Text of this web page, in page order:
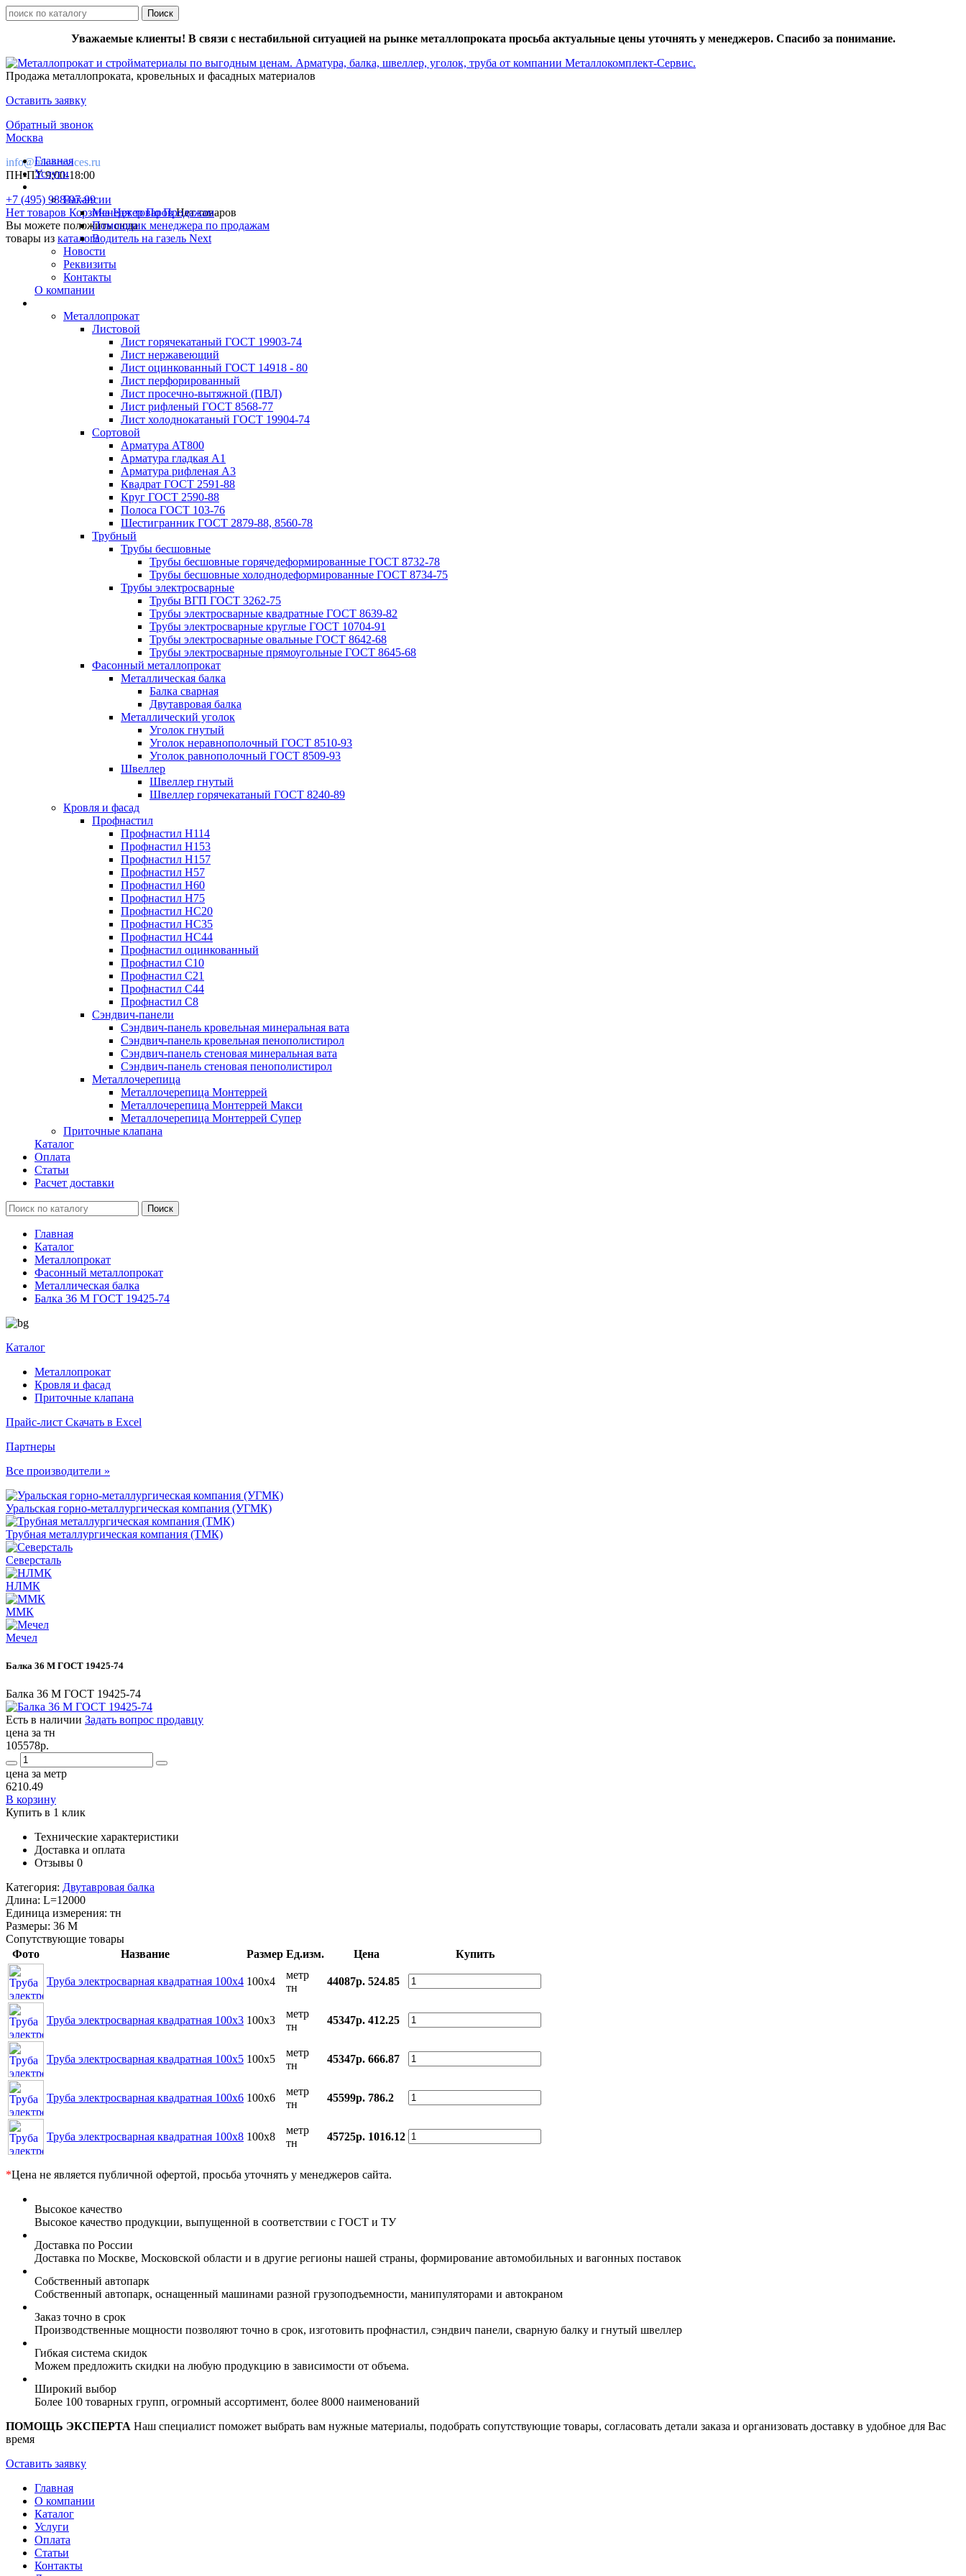
Уважаемые клиенты! В связи с нестабильной ситуацией на рынке металлопроката просьба актуальные цены уточнять у менеджеров. Спасибо за понимание.
Продажа металлопроката, кровельных и фасадных материалов
Оставить заявку
Обратный звонок
Москва
info@mk-services.ru
ПН-ПТ 9:00-18:00
+7 (495) 988-97-99
Нет товаров КорзинаНет товаровНет товаров
Вы можете положить сюда
товары из каталога
Главная
Услуги
Вакансии
Менеджер По Продажам
Помощник менеджера по продажам
Водитель на газель Next
Новости
Реквизиты
Контакты
О компании
Металлопрокат
Листовой
Лист горячекатаный ГОСТ 19903-74
Лист нержавеющий
Лист оцинкованный ГОСТ 14918 - 80
Лист перфорированный
Лист просечно-вытяжной (ПВЛ)
Лист рифленый ГОСТ 8568-77
Лист холоднокатаный ГОСТ 19904-74
Сортовой
Арматура АТ800
Арматура гладкая А1
Арматура рифленая А3
Квадрат ГОСТ 2591-88
Круг ГОСТ 2590-88
Полоса ГОСТ 103-76
Шестигранник ГОСТ 2879-88, 8560-78
Трубный
Трубы бесшовные
Трубы бесшовные горячедеформированные ГОСТ 8732-78
Трубы бесшовные холоднодеформированные ГОСТ 8734-75
Трубы электросварные
Трубы ВГП ГОСТ 3262-75
Трубы электросварные квадратные ГОСТ 8639-82
Трубы электросварные круглые ГОСТ 10704-91
Трубы электросварные овальные ГОСТ 8642-68
Трубы электросварные прямоугольные ГОСТ 8645-68
Фасонный металлопрокат
Металлическая балка
Балка сварная
Двутавровая балка
Металлический уголок
Уголок гнутый
Уголок неравнополочный ГОСТ 8510-93
Уголок равнополочный ГОСТ 8509-93
Швеллер
Швеллер гнутый
Швеллер горячекатаный ГОСТ 8240-89
Кровля и фасад
Профнастил
Профнастил Н114
Профнастил Н153
Профнастил Н157
Профнастил Н57
Профнастил Н60
Профнастил Н75
Профнастил НС20
Профнастил НС35
Профнастил НС44
Профнастил оцинкованный
Профнастил С10
Профнастил С21
Профнастил С44
Профнастил С8
Сэндвич-панели
Сэндвич-панель кровельная минеральная вата
Сэндвич-панель кровельная пенополистирол
Сэндвич-панель стеновая минеральная вата
Сэндвич-панель стеновая пенополистирол
Металлочерепица
Металлочерепица Монтеррей
Металлочерепица Монтеррей Макси
Металлочерепица Монтеррей Супер
Приточные клапана
Каталог
Оплата
Статьи
Расчет доставки
Главная
Каталог
Металлопрокат
Фасонный металлопрокат
Металлическая балка
Балка 36 М ГОСТ 19425-74
Каталог
Металлопрокат
Кровля и фасад
Приточные клапана
Прайс-лист Скачать в Excel
Партнеры
Все производители »
Уральская горно-металлургическая компания (УГМК)
Трубная металлургическая компания (ТМК)
Северсталь
НЛМК
ММК
Мечел
Балка 36 М ГОСТ 19425-74
Балка 36 М ГОСТ 19425-74
Есть в наличии Задать вопрос продавцу
цена за тн
105578р.
цена за метр
6210.49
В корзину
Купить в 1 клик
Технические характеристики
Доставка и оплата
Отзывы 0
Категория: Двутавровая балка
Длина: L=12000
Единица измерения: тн
Размеры: 36 М
Сопутствующие товары
Фото
Название Размер Ед.изм. Цена Купить
Труба электросварная квадратная 100x4 100x4
метр
тн
44087р. 524.85
Труба электросварная квадратная 100x3 100x3
метр
тн
45347р. 412.25
Труба электросварная квадратная 100x5 100x5
метр
тн
45347р. 666.87
Труба электросварная квадратная 100x6 100x6
метр
тн
45599р. 786.2
Труба электросварная квадратная 100x8 100x8
метр
тн
45725р. 1016.12
*Цена не является публичной офертой, просьба уточнять у менеджеров сайта.
Высокое качество
Высокое качество продукции, выпущенной в соответствии с ГОСТ и ТУ
Доставка по России
Доставка по Москве, Московской области и в другие регионы нашей страны, формирование автомобильных и вагонных поставок
Собственный автопарк
Собственный автопарк, оснащенный машинами разной грузоподъемности, манипуляторами и автокраном
Заказ точно в срок
Производственные мощности позволяют точно в срок, изготовить профнастил, сэндвич панели, сварную балку и гнутый швеллер
Гибкая система скидок
Можем предложить скидки на любую продукцию в зависимости от объема.
Широкий выбор
Более 100 товарных групп, огромный ассортимент, более 8000 наименований
ПОМОЩЬ ЭКСПЕРТА Наш специалист поможет выбрать вам нужные материалы, подобрать сопутствующие товары, согласовать детали заказа и организовать доставку в удобное для Вас
время
Оставить заявку
Главная
О компании
Каталог
Услуги
Оплата
Статьи
Контакты